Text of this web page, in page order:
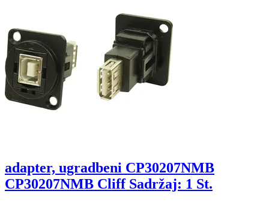
adapter, ugradbeni CP30207NMB
CP30207NMB Cliff Sadržaj: 1 St.